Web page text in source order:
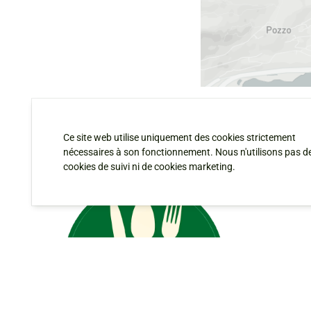
Ce site web utilise uniquement des cookies strictement
nécessaires à son fonctionnement. Nous n'utilisons pas
cookies de suivi ni de cookies marketing.